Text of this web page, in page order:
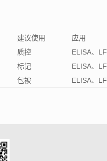
建议使用
应用
质控
ELISA、LF
标记
ELISA、LF
包被 ELISA、LF